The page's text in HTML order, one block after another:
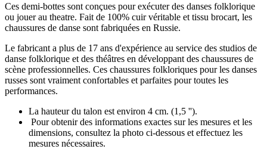
Ces demi-bottes sont conçues pour exécuter des danses folklorique
ou jouer au theatre. Fait de 100% cuir véritable et tissu brocart, les
chaussures de danse sont fabriquées en Russie.
Le fabricant a plus de 17 ans d'expérience au service des studios de
danse folklorique et des théâtres en développant des chaussures de
scène professionnelles. Ces chaussures folkloriques pour les danses
russes sont vraiment confortables et parfaites pour toutes les
performances.
La hauteur du talon est environ 4 cm. (1,5 '').
Pour obtenir des informations exactes sur les mesures et les
dimensions, consultez la photo ci-dessous et effectuez les
mesures nécessaires.